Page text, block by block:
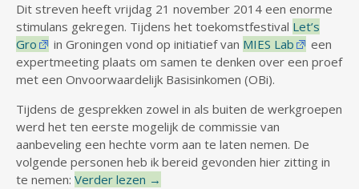
Dit streven heeft vrijdag 21 november 2014 een enorme
stimulans gekregen. Tijdens het toekomstfestival Let’s
Gro
in Groningen vond op initiatief van MIES Lab
een
expertmeeting plaats om samen te denken over een proef
met een Onvoorwaardelijk Basisinkomen (OBi).
Tijdens de gesprekken zowel in als buiten de werkgroepen
werd het ten eerste mogelijk de commissie van
aanbeveling een hechte vorm aan te laten nemen. De
volgende personen heb ik bereid gevonden hier zitting in
te nemen: Verder lezen →